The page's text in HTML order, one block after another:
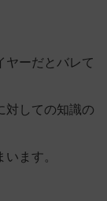
ヤーだとバレて
対しての知識の
ます。